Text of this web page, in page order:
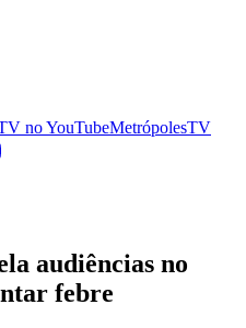
noYouTubeMetrópolesTV
audiências no
febre